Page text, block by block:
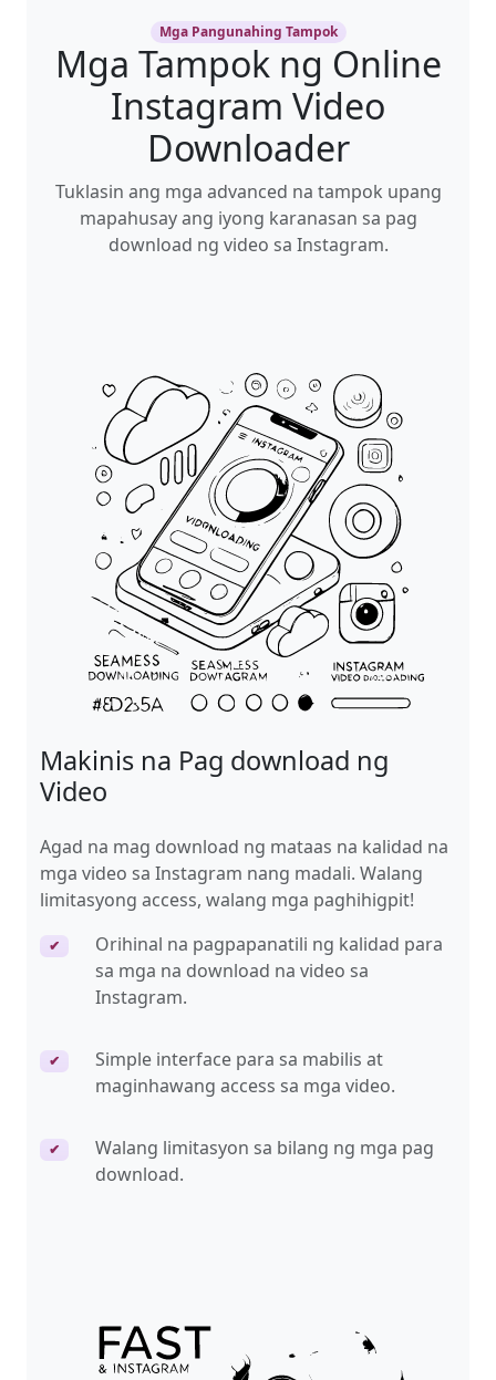
Mga Pangunahing Tampok
Mga Tampok ng Online
Instagram Video
Downloader
Tuklasin ang mga advanced na tampok upang
mapahusay ang iyong karanasan sa pag
download ng video sa Instagram.
Makinis na Pag download ng
Video
Agad na mag download ng mataas na kalidad na
mga video sa Instagram nang madali. Walang
limitasyong access, walang mga paghihigpit!
✔
Orihinal na pagpapanatili ng kalidad para
sa mga na download na video sa
Instagram.
✔
Simple interface para sa mabilis at
maginhawang access sa mga video.
✔
Walang limitasyon sa bilang ng mga pag
download.